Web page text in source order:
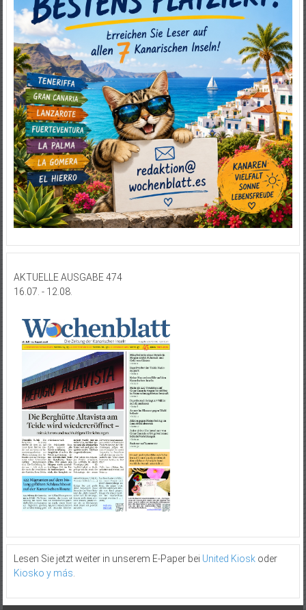
AKTUELLE AUSGABE 474
16.07. - 12.08.
Lesen Sie jetzt weiter in unserem E-Paper bei United Kioskoder
Kiosko y más.